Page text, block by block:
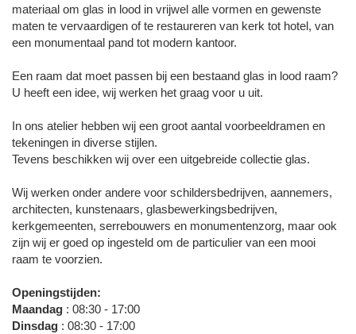
materiaal om glas in lood in vrijwel alle vormen en gewenste
maten te vervaardigen of te restaureren van kerk tot hotel, van
een monumentaal pand tot modern kantoor.
Een raam dat moet passen bij een bestaand glas in lood raam?
U heeft een idee, wij werken het graag voor u uit.
In ons atelier hebben wij een groot aantal voorbeeldramen en
tekeningen in diverse stijlen.
Tevens beschikken wij over een uitgebreide collectie glas.
Wij werken onder andere voor schildersbedrijven, aannemers,
architecten, kunstenaars, glasbewerkingsbedrijven,
kerkgemeenten, serrebouwers en monumentenzorg, maar ook
zijn wij er goed op ingesteld om de particulier van een mooi
raam te voorzien.
Openingstijden:
Maandag : 08:30 - 17:00
Dinsdag : 08:30 - 17:00